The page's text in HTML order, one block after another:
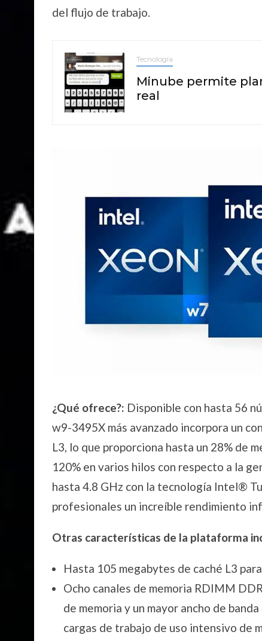
del flujo de trabajo.
Tecnología
Minube permite
real
¿Qué ofrece?: Disponible con hasta 56
w9-3495X más avanzado incorpora un
L3, lo que proporciona hasta un 28% de
120% en varios hilos con respecto a la
hasta 4.8 GHz con la tecnología Intel®
profesionales un increíble rendimiento
Otras características de la plataforma
Hasta 105 megabytes de caché L3
Ocho canales de memoria RDIMM
de memoria y un mayor ancho de
cargas de trabajo de uso intensivo de